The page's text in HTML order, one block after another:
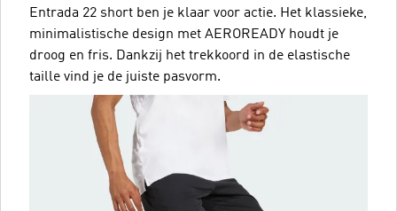
Entrada 22 short ben je klaar voor actie. Het klassieke,
minimalistische design met AEROREADY houdt je
droog en fris. Dankzij het trekkoord in de elastische
taille vind je de juiste pasvorm.